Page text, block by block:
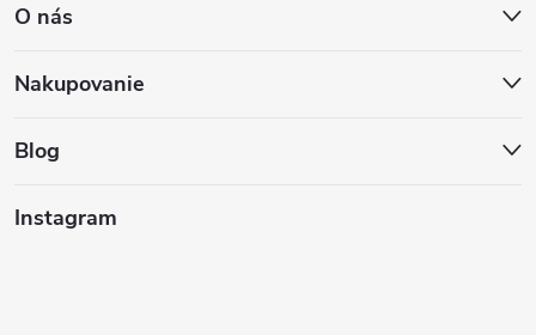
p
ä
O nás
Nakupovanie
Blog
Instagram